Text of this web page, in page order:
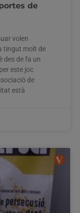
de
volen
tingut molt de
des de fa un
este joc
de
està